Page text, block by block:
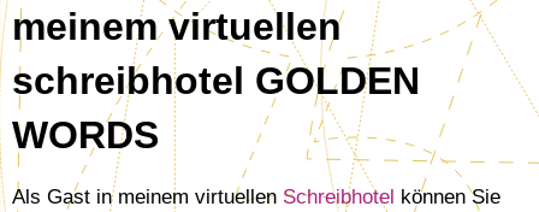
meinem virtuellen
schreibhotel GOLDEN
WORDS
Als Gast in meinem virtuellen Schreibhotel können Sie